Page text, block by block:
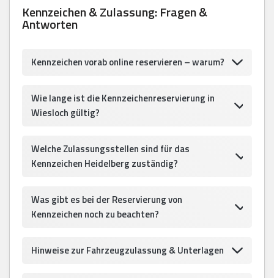
Kennzeichen & Zulassung: Fragen &
Antworten
Kennzeichen vorab online reservieren – warum?
Wie lange ist die Kennzeichenreservierung in
Wiesloch gültig?
Welche Zulassungsstellen sind für das
Kennzeichen Heidelberg zuständig?
Was gibt es bei der Reservierung von
Kennzeichen noch zu beachten?
Hinweise zur Fahrzeugzulassung & Unterlagen